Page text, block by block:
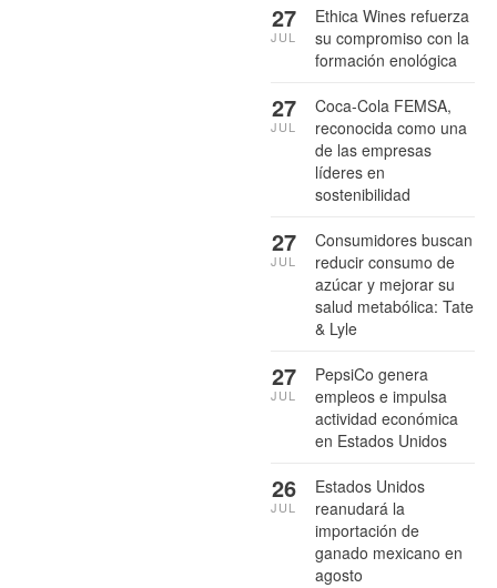
Ethica Wines refuerza
su compromiso con la
formación enológica
27
JUL
Coca-Cola FEMSA,
reconocida como una
de las empresas
líderes en
sostenibilidad
27
JUL
Consumidores buscan
reducir consumo de
azúcar y mejorar su
salud metabólica: Tate
& Lyle
27
JUL
PepsiCo genera
empleos e impulsa
actividad económica
en Estados Unidos
27
JUL
Estados Unidos
reanudará la
importación de
ganado mexicano en
agosto
26
JUL